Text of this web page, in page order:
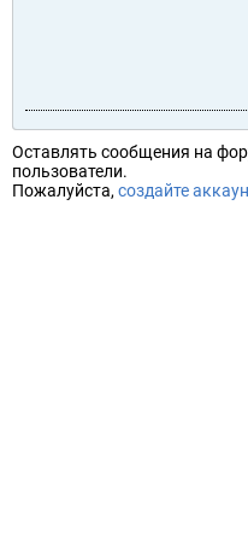
Оставлять сообщения на
пользователи.
Пожалуйста, создайте